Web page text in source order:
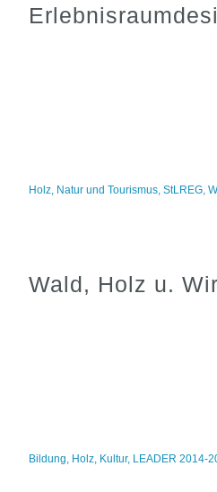
Holz, Natur und Tourismus,StLREG,
Wald, Holz u. Wir
Bildung, Holz, Kultur, LEADER 2014-